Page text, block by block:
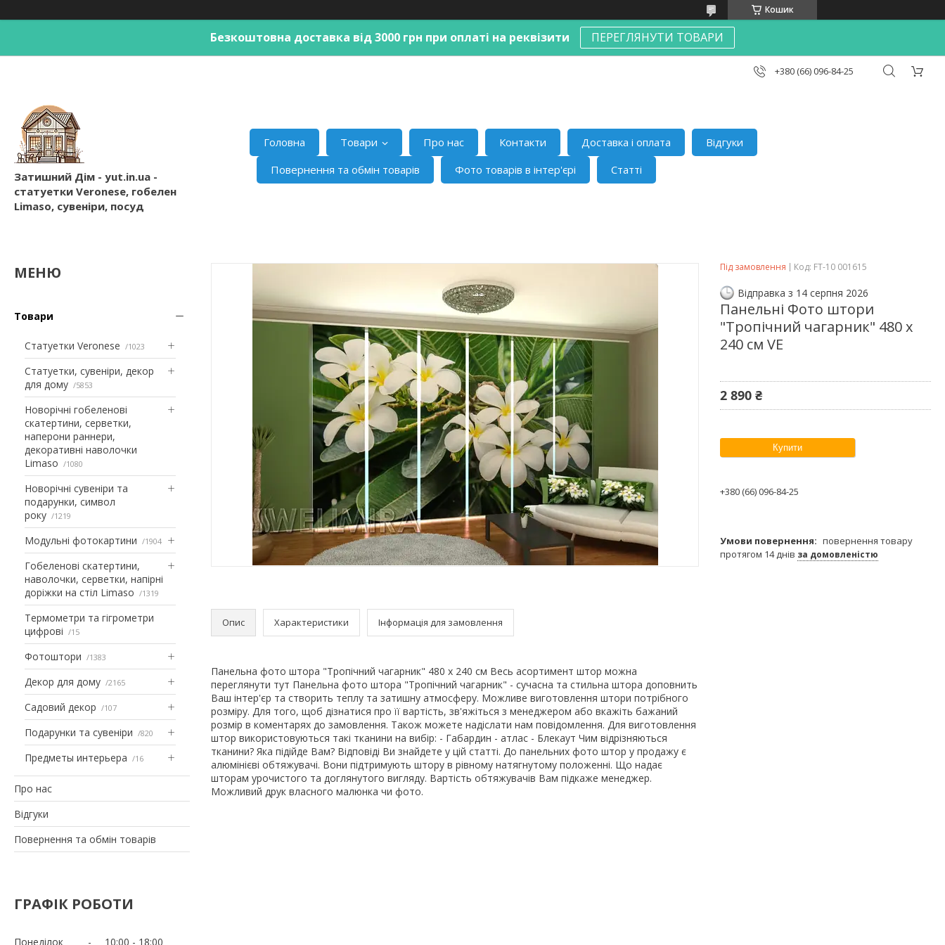
Кошик
Безкоштовна доставка від 3000 грн при оплаті на реквізити ПЕРЕГЛЯНУТИ ТОВАРИ
+380 (66) 096-84-25
Затишний Дім - yut.in.ua -
статуетки Veronese, гобелен
Limaso, сувеніри, посуд
Головна Товари Про нас Контакти Доставка і оплата
Відгуки
Повернення та обмін товарів
Фото товарів в інтер'єрі Статті
Товари
Статуетки Veronese 1023
Статуетки, сувеніри, декор
для дому
5853
Новорічні гобеленові
скатертини, серветки,
наперони раннери,
декоративні наволочки
Limaso
1080
Новорічні сувеніри та
подарунки, символ
року
1219
Модульні фотокартини 1904
Гобеленові скатертини,
наволочки, серветки, напірні
доріжки на стіл Limaso
1319
Термометри та гігрометри
цифрові
15
Фотоштори 1383
Декор для дому 2165
Садовий декор 107
Подарунки та сувеніри 820
Предметы интерьера 16
Про нас
Відгуки
Повернення та обмін товарів
ГРАФІК РОБОТИ
Понеділок 10:00 18:00
Опис Характеристики Інформація для замовлення
Панельна фото штора "Тропічний чагарник" 480 х 240 см Весь асортимент штор можна
переглянути тут Панельна фото штора "Тропічний чагарник" - сучасна та стильна штора доповнить
Ваш інтер'єр та створить теплу та затишну атмосферу. Можливе виготовлення штори потрібного
розміру. Для того, щоб дізнатися про її вартість, зв'яжіться з менеджером або вкажіть бажаний
розмір в коментарях до замовлення. Також можете надіслати нам повідомлення. Для виготовлення
штор використовуються такі тканини на вибір: - Габардин - атлас - Блекаут Чим відрізняються
тканини? Яка підійде Вам? Відповіді Ви знайдете у цій статті. До панельних фото штор у продажу є
алюмінієві обтяжувачі. Вони підтримують штору в рівному натягнутому положенні. Що надає
шторам урочистого та доглянутого вигляду. Вартість обтяжувачів Вам підкаже менеджер.
Можливий друк власного малюнка чи фото.
Під замовлення Код: FT-10 001615
Відправка з 14 серпня 2026
Панельні Фото штори
"Тропічний чагарник" 480 х
240 см VE
2 890 ₴
Купити
+380 (66) 096-84-25
повернення товару
протягом 14 днів за домовленістю